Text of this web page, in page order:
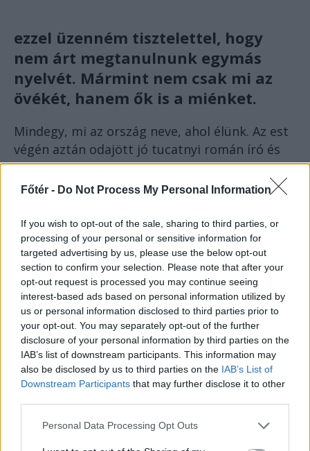
Főtér - Do Not Process My Personal Information
If you wish to opt-out of the sale, sharing to third parties, or
processing of your personal or sensitive information for
targeted advertising by us, please use the below opt-out
section to confirm your selection. Please note that after your
opt-out request is processed you may continue seeing
interest-based ads based on personal information utilized by
us or personal information disclosed to third parties prior to
your opt-out. You may separately opt-out of the further
disclosure of your personal information by third parties on the
IAB’s list of downstream participants. This information may
also be disclosed by us to third parties on the IAB’s List of
Downstream Participants that may further disclose it to other
Personal Data Processing Opt Outs
ezzel üzenném tisztelettel, hogy
nem árt megtanulnunk egymás
nyelvét. Mármint nem csak mi az
övékét, hanem ők is a miénket.
Mindegy, mi az ország neve, ahol élünk. Az est
végén aztán odajött jó tucatnyi román író és
elkezdtek velem magyarul beszélni. Majd
felnevettem. Na de, ha másra nem, erre jó volt
Enisala, természet gyűrte amfiteátrum. Az eoidaurosziak is
Bukarest olyan város, amely a maga fanarióta,